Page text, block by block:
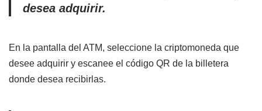
desea adquirir.
En la pantalla del ATM, seleccione la criptomoneda que
desee adquirir y escanee el código QR de la billetera
donde desea recibirlas.